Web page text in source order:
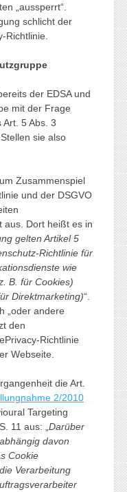
„aussperrt“.
schlicht der
Richtlinie.
der EDSA und
mit der Frage
5 Abs. 3
sie also
Zusammenspiel
und der DSGVO
aus. Dort heißt es in
gelten Artikel 5
Richtlinie für
wie
B. für Cookies)
Direktmarketing)“.
„oder andere
den
Richtlinie
Webseite.
die Art.
2/2010
Targeting
11 aus: „ Darüber
davon
Cookie
Verarbeitung